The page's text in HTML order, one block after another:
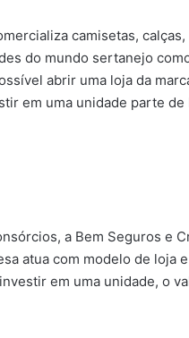
camisetas,
do mundo sertanejo
abrir uma loja da
em uma unidade parte de
a Bem Seguros e
atua com modelo de loja
em uma unidade, o